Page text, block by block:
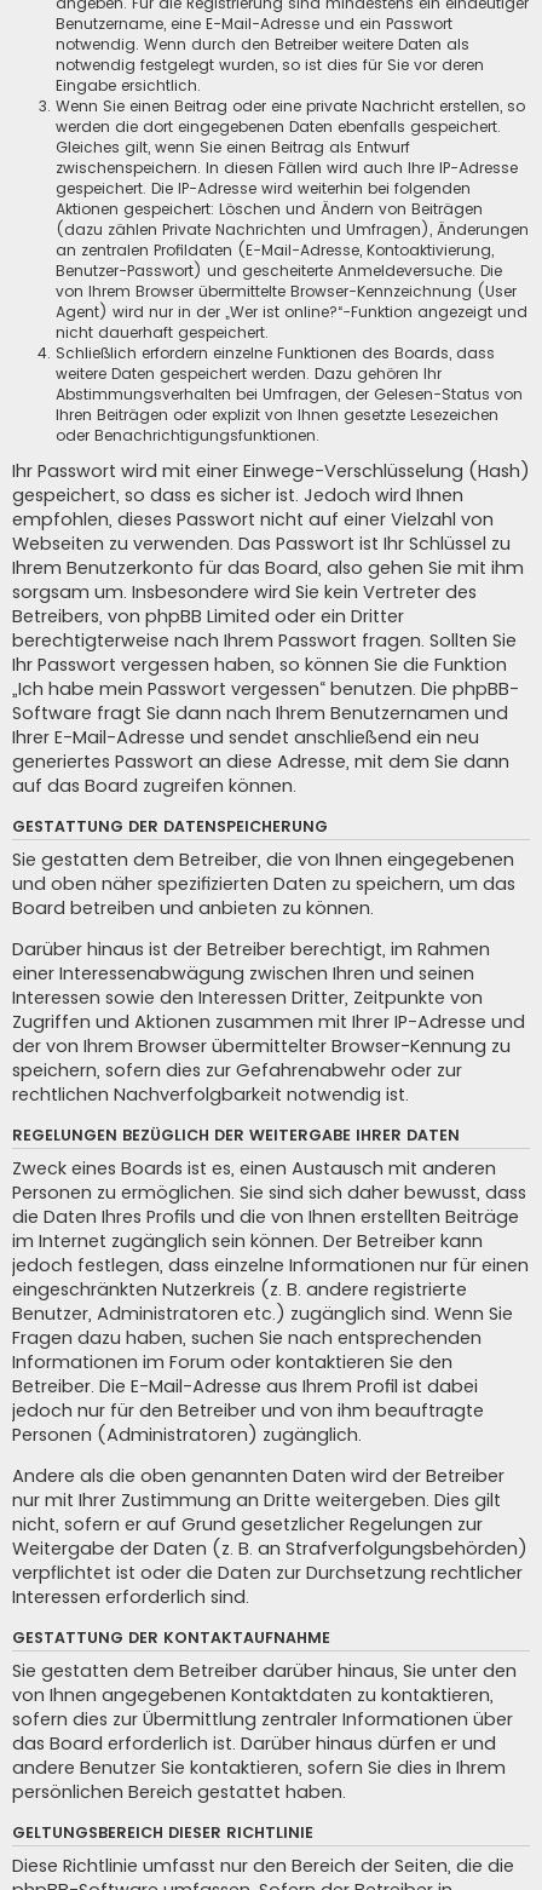
Benutzername, eine E-Mail-Adresse und ein Passwort
notwendig. Wenn durch den Betreiber weitere Daten als
notwendig festgelegt wurden, so ist dies für Sie vor deren
Eingabe ersichtlich.
Wenn Sie einen Beitrag oder eine private Nachricht erstellen, so
werden die dort eingegebenen Daten ebenfalls gespeichert.
Gleiches gilt, wenn Sie einen Beitrag als Entwurf
zwischenspeichern. In diesen Fällen wird auch Ihre IP-Adresse
gespeichert. Die IP-Adresse wird weiterhin bei folgenden
Aktionen gespeichert: Löschen und Ändern von Beiträgen
(dazu zählen Private Nachrichten und Umfragen), Änderungen
an zentralen Profildaten (E-Mail-Adresse, Kontoaktivierung,
Benutzer-Passwort) und gescheiterte Anmeldeversuche. Die
von Ihrem Browser übermittelte Browser-Kennzeichnung (User
Agent) wird nur in der „Wer ist online?“-Funktion angezeigt und
nicht dauerhaft gespeichert.
Schließlich erfordern einzelne Funktionen des Boards, dass
weitere Daten gespeichert werden. Dazu gehören Ihr
Abstimmungsverhalten bei Umfragen, der Gelesen-Status von
Ihren Beiträgen oder explizit von Ihnen gesetzte Lesezeichen
oder Benachrichtigungsfunktionen.
Ihr Passwort wird mit einer Einwege-Verschlüsselung (Hash)
gespeichert, so dass es sicher ist. Jedoch wird Ihnen
empfohlen, dieses Passwort nicht auf einer Vielzahl von
Webseiten zu verwenden. Das Passwort ist Ihr Schlüssel zu
Ihrem Benutzerkonto für das Board, also gehen Sie mit ihm
sorgsam um. Insbesondere wird Sie kein Vertreter des
Betreibers, von phpBB Limited oder ein Dritter
berechtigterweise nach Ihrem Passwort fragen. Sollten Sie
Ihr Passwort vergessen haben, so können Sie die Funktion
„Ich habe mein Passwort vergessen“ benutzen. Die phpBB-
Software fragt Sie dann nach Ihrem Benutzernamen und
Ihrer E-Mail-Adresse und sendet anschließend ein neu
generiertes Passwort an diese Adresse, mit dem Sie dann
auf das Board zugreifen können.
GESTATTUNG DER DATENSPEICHERUNG
Sie gestatten dem Betreiber, die von Ihnen eingegebenen
und oben näher spezifizierten Daten zu speichern, um das
Board betreiben und anbieten zu können.
Darüber hinaus ist der Betreiber berechtigt, im Rahmen
einer Interessenabwägung zwischen Ihren und seinen
Interessen sowie den Interessen Dritter, Zeitpunkte von
Zugriffen und Aktionen zusammen mit Ihrer IP-Adresse und
der von Ihrem Browser übermittelter Browser-Kennung zu
speichern, sofern dies zur Gefahrenabwehr oder zur
rechtlichen Nachverfolgbarkeit notwendig ist.
REGELUNGEN BEZÜGLICH DER WEITERGABE IHRER DATEN
Zweck eines Boards ist es, einen Austausch mit anderen
Personen zu ermöglichen. Sie sind sich daher bewusst, dass
die Daten Ihres Profils und die von Ihnen erstellten Beiträge
im Internet zugänglich sein können. Der Betreiber kann
jedoch festlegen, dass einzelne Informationen nur für einen
eingeschränkten Nutzerkreis (z. B. andere registrierte
Benutzer, Administratoren etc.) zugänglich sind. Wenn Sie
Fragen dazu haben, suchen Sie nach entsprechenden
Informationen im Forum oder kontaktieren Sie den
Betreiber. Die E-Mail-Adresse aus Ihrem Profil ist dabei
jedoch nur für den Betreiber und von ihm beauftragte
Personen (Administratoren) zugänglich.
Andere als die oben genannten Daten wird der Betreiber
nur mit Ihrer Zustimmung an Dritte weitergeben. Dies gilt
nicht, sofern er auf Grund gesetzlicher Regelungen zur
Weitergabe der Daten (z. B. an Strafverfolgungsbehörden)
verpflichtet ist oder die Daten zur Durchsetzung rechtlicher
Interessen erforderlich sind.
GESTATTUNG DER KONTAKTAUFNAHME
Sie gestatten dem Betreiber darüber hinaus, Sie unter den
von Ihnen angegebenen Kontaktdaten zu kontaktieren,
sofern dies zur Übermittlung zentraler Informationen über
das Board erforderlich ist. Darüber hinaus dürfen er und
andere Benutzer Sie kontaktieren, sofern Sie dies in Ihrem
persönlichen Bereich gestattet haben.
GELTUNGSBEREICH DIESER RICHTLINIE
Diese Richtlinie umfasst nur den Bereich der Seiten, die die